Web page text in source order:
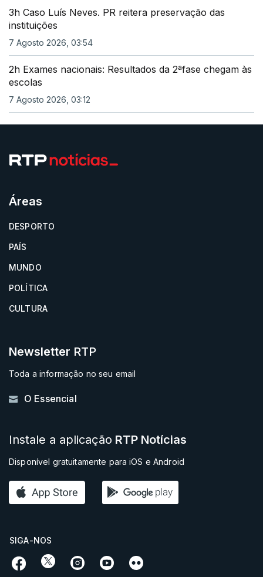
3h Caso Luís Neves. PR reitera preservação das
instituições
7 Agosto 2026, 03:54
2h Exames nacionais: Resultados da 2ªfase chegam às
escolas
7 Agosto 2026, 03:12
Áreas
DESPORTO
PAÍS
MUNDO
POLÍTICA
CULTURA
Newsletter RTP
Toda a informação no seu email
O Essencial
Instale a aplicação RTP Notícias
Disponível gratuitamente para iOS e Android
SIGA-NOS